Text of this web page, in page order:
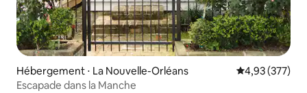
Hébergement ⋅ La Nouvelle-Orléans Évaluation
4,93 (377)
Escapade dans la Manche